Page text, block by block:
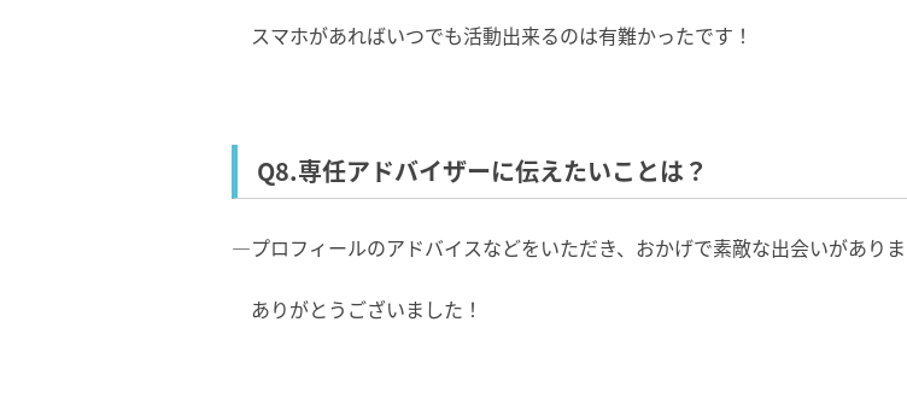
スマホがあればいつでも活動出来るのは有難かったです！
Q8.専任アドバイザーに伝えたいことは？
―プロフィールのアドバイスなどをいただき、おかげで素敵な出会いがありま
ありがとうございました！